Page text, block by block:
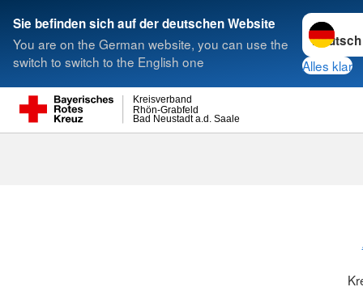
Sie befinden sich auf der deutschen Website
You are on the German website, you can use the
switch to switch to the English one
Sprache
Alles klar
Bad Neustadt a.d. Saale
Rhön-Grabfeld
Kreisverband
Suche